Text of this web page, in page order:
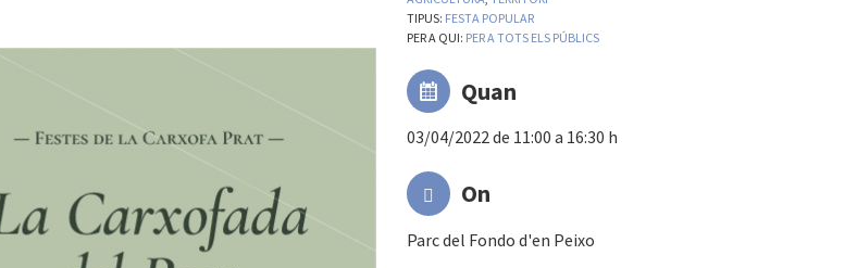
TIPUS: FESTA POPULAR
PER A QUI: PER A TOTS ELS PÚBLICS
Quan
03/04/2022 de 11:00 a 16:30 h
On
Parc del Fondo d'en Peixo